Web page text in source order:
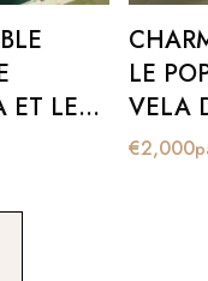
ET LE
LE
VELA
€2,000
SLIDE